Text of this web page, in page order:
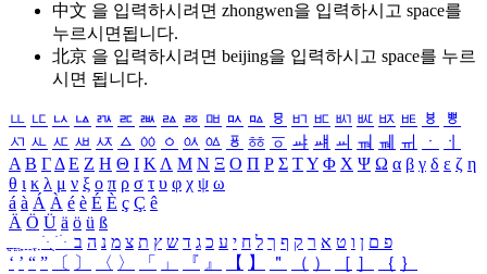
中文 을 입력하시려면 zhongwen을 입력하시고 space를
누르시면됩니다.
北京 을 입력하시려면 beijing을 입력하시고 space를 누르
시면 됩니다.
ㅥ ㅦ ㅧ ㅨ ㅩ ㅪ ㅫ ㅬ ㅭ ㅮ ㅯ ㅰ ㅱ ㅲ ㅳ ㅴ ㅵ ㅶ ㅷ ㅸ
ㅹ
ㅺ ㅻ ㅼ ㅽ ㅾ ㅿ ㆀ ㆁ ㆂ ㆃ ㆄ ㆅ ㆆ ㆇ ㆈ ㆉ ㆊ ㆋ ㆌ ㆍ
ㆎ
Α Β ΓΔ Ε Ζ Η Θ Ι ΚΛ Μ Ν Ξ Ο Π Ρ Σ ΤΥ Φ Χ Ψ Ω α β γ δ ε ζ η
θ ι κ λ μ ν ξ ο π ρ σ τ υ φ χ ψ ω
á à Á À é è É È ç Ç ê
Ä Ö Ü ä ö ü ß
ִֶֹ ֻּ ׁׂ פ ם ן ו ט א ר ק ף ך ל ח י ע כ ג ד ש ץ ת צ מ נ ה ב
‘ ’ “ ” 〔 〕 〈 〉 「 」 『 』 【 】 ＂ （ ） ［ ］ ｛ ｝